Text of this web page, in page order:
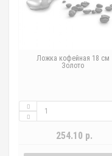
Ложка кофейная 18 см
Золото
254.10 р.